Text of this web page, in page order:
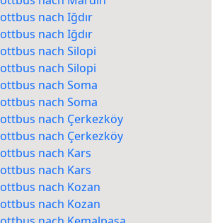
nach Iğdır
nach Iğdır
nach Silopi
nach Silopi
nach Soma
nach Soma
nach Çerkezköy
nach Çerkezköy
nach Kars
nach Kars
nach Kozan
nach Kozan